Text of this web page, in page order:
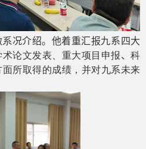
系况介绍。他着重汇报九系四大
术论文发表、重大项目申报、科
所取得的成绩，并对九系未来